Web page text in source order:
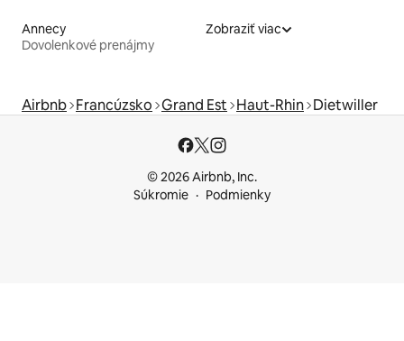
Annecy
Dovolenkové prenájmy
Zobraziť viac
Airbnb Francúzsko Grand Est Haut-Rhin Dietwiller
© 2026 Airbnb, Inc.
Súkromie
Podmienky